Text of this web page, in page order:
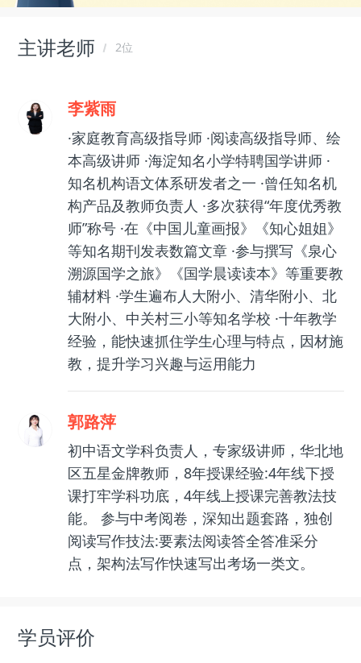
主讲老师 2位
李紫雨
·家庭教育高级指导师 ·阅读高级指导师、绘
本高级讲师 ·海淀知名小学特聘国学讲师 ·
知名机构语文体系研发者之一 ·曾任知名机
构产品及教师负责人 ·多次获得“年度优秀教
师”称号 ·在《中国儿童画报》《知心姐姐》
等知名期刊发表数篇文章 ·参与撰写《泉心
溯源国学之旅》《国学晨读读本》等重要教
辅材料 ·学生遍布人大附小、清华附小、北
大附小、中关村三小等知名学校 ·十年教学
经验，能快速抓住学生心理与特点，因材施
教，提升学习兴趣与运用能力
郭路萍
初中语文学科负责人，专家级讲师，华北地
区五星金牌教师，8年授课经验:4年线下授
课打牢学科功底，4年线上授课完善教法技
能。 参与中考阅卷，深知出题套路，独创
阅读写作技法:要素法阅读答全答准采分
点，架构法写作快速写出考场一类文。
学员评价